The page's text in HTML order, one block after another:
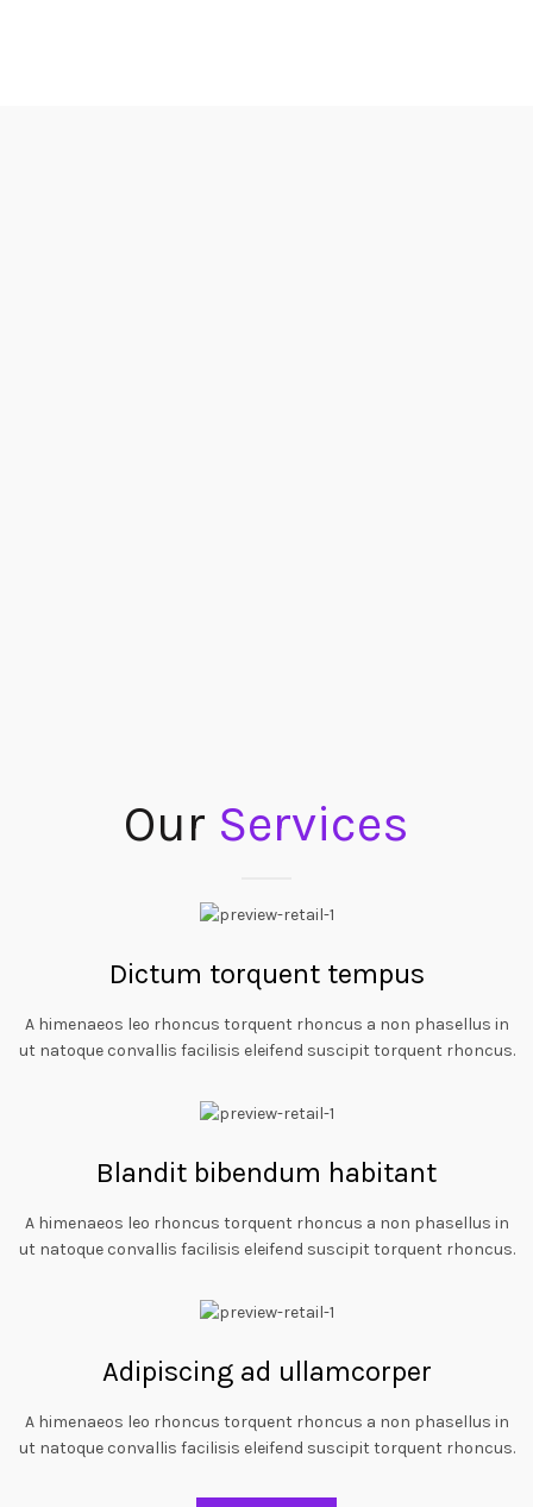
Our Services
Dictum torquent tempus
A himenaeos leo rhoncus torquent rhoncus a non phasellus in
ut natoque convallis facilisis eleifend suscipit torquent rhoncus.
Blandit bibendum habitant
A himenaeos leo rhoncus torquent rhoncus a non phasellus in
ut natoque convallis facilisis eleifend suscipit torquent rhoncus.
Adipiscing ad ullamcorper
A himenaeos leo rhoncus torquent rhoncus a non phasellus in
ut natoque convallis facilisis eleifend suscipit torquent rhoncus.